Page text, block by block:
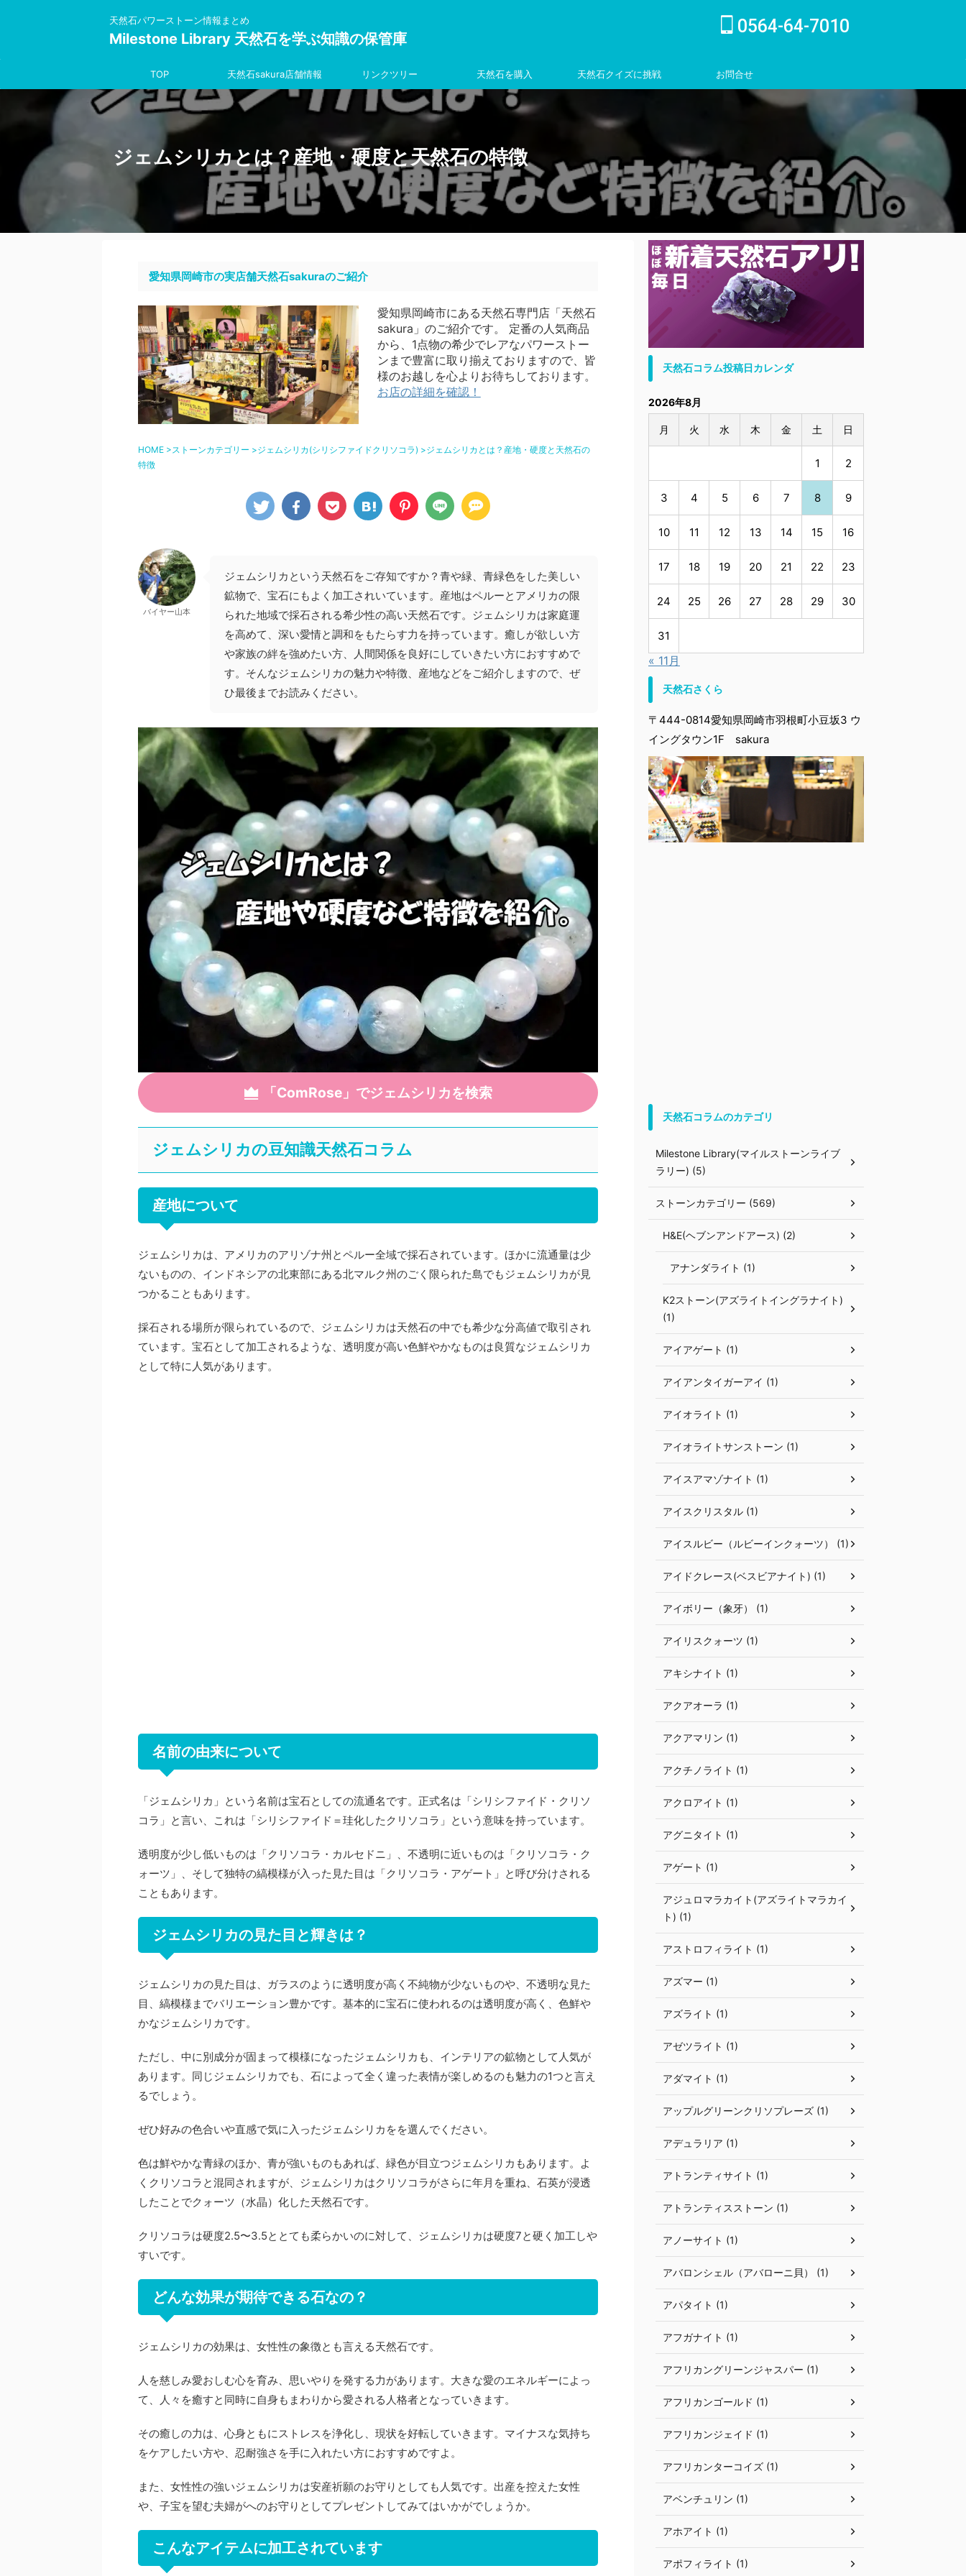
天然石パワーストーン情報まとめ
Milestone Library 天然石を学ぶ知識の保管庫
0564-64-7010
TOP 天然石sakura店舗情報 リンクツリー 天然石を購入 天然石クイズに挑戦 お問合せ
ジェムシリカとは？産地・硬度と天然石の特徴
愛知県岡崎市の実店舗天然石sakuraのご紹介
愛知県岡崎市にある天然石専門店「天然石
sakura」のご紹介です。 定番の人気商品
から、1点物の希少でレアなパワーストー
ンまで豊富に取り揃えておりますので、皆
様のお越しを心よりお待ちしております。
お店の詳細を確認！
HOME > ストーンカテゴリー >ジェムシリカ(シリシファイドクリソコラ) >ジェムシリカとは？産地・硬度と天然石の
特徴
バイヤー山本
ジェムシリカという天然石をご存知ですか？青や緑、青緑色をした美しい
鉱物で、宝石にもよく加工されいています。産地はペルーとアメリカの限
られた地域で採石される希少性の高い天然石です。ジェムシリカは家庭運
を高めて、深い愛情と調和をもたらす力を持っています。癒しが欲しい方
や家族の絆を強めたい方、人間関係を良好にしていきたい方におすすめで
す。そんなジェムシリカの魅力や特徴、産地などをご紹介しますので、ぜ
ひ最後までお読みください。
「ComRose」でジェムシリカを検索
ジェムシリカの豆知識天然石コラム
産地について
ジェムシリカは、アメリカのアリゾナ州とペルー全域で採石されています。ほかに流通量は少
ないものの、インドネシアの北東部にある北マルク州のごく限られた島でもジェムシリカが見
つかることもあります。
採石される場所が限られているので、ジェムシリカは天然石の中でも希少な分高値で取引され
ています。宝石として加工されるような、透明度が高い色鮮やかなものは良質なジェムシリカ
として特に人気があります。
名前の由来について
「ジェムシリカ」という名前は宝石としての流通名です。正式名は「シリシファイド・クリソ
コラ」と言い、これは「シリシファイド＝珪化したクリソコラ」という意味を持っています。
透明度が少し低いものは「クリソコラ・カルセドニ」、不透明に近いものは「クリソコラ・ク
ォーツ」、そして独特の縞模様が入った見た目は「クリソコラ・アゲート」と呼び分けされる
こともあります。
ジェムシリカの見た目と輝きは？
ジェムシリカの見た目は、ガラスのように透明度が高く不純物が少ないものや、不透明な見た
目、縞模様までバリエーション豊かです。基本的に宝石に使われるのは透明度が高く、色鮮や
かなジェムシリカです。
ただし、中に別成分が固まって模様になったジェムシリカも、インテリアの鉱物として人気が
あります。同じジェムシリカでも、石によって全く違った表情が楽しめるのも魅力の1つと言え
るでしょう。
ぜひ好みの色合いや直感で気に入ったジェムシリカをを選んでください。
色は鮮やかな青緑のほか、青が強いものもあれば、緑色が目立つジェムシリカもあります。よ
くクリソコラと混同されますが、ジェムシリカはクリソコラがさらに年月を重ね、石英が浸透
したことでクォーツ（水晶）化した天然石です。
クリソコラは硬度2.5〜3.5ととても柔らかいのに対して、ジェムシリカは硬度7と硬く加工しや
すいです。
どんな効果が期待できる石なの？
ジェムシリカの効果は、女性性の象徴とも言える天然石です。
人を慈しみ愛おしむ心を育み、思いやりを発する力があります。大きな愛のエネルギーによっ
て、人々を癒すと同時に自身もまわりから愛される人格者となっていきます。
その癒しの力は、心身ともにストレスを浄化し、現状を好転していきます。マイナスな気持ち
をケアしたい方や、忍耐強さを手に入れたい方におすすめですよ。
また、女性性の強いジェムシリカは安産祈願のお守りとしても人気です。出産を控えた女性
や、子宝を望む夫婦がへのお守りとしてプレゼントしてみてはいかがでしょうか。
こんなアイテムに加工されています
天然石コラム投稿日カレンダ
2026年8月
月 火 水 木 金 土 日
1 2
3 4 5 6 7 8 9
10 11 12 13 14 15 16
17 18 19 20 21 22 23
24 25 26 27 28 29 30
31
« 11月
天然石さくら
〒444-0814愛知県岡崎市羽根町小豆坂3 ウ
イングタウン1F sakura
天然石コラムのカテゴリ
Milestone Library(マイルストーンライブ
ラリー) (5)
ストーンカテゴリー (569)
H&E(ヘブンアンドアース) (2)
アナンダライト (1)
K2ストーン(アズライトイングラナイト)
(1)
アイアゲート (1)
アイアンタイガーアイ (1)
アイオライト (1)
アイオライトサンストーン (1)
アイスアマゾナイト (1)
アイスクリスタル (1)
アイスルビー（ルビーインクォーツ） (1)
アイドクレース(ベスビアナイト) (1)
アイボリー（象牙） (1)
アイリスクォーツ (1)
アキシナイト (1)
アクアオーラ (1)
アクアマリン (1)
アクチノライト (1)
アクロアイト (1)
アグニタイト (1)
アゲート (1)
アジュロマラカイト(アズライトマラカイ
ト) (1)
アストロフィライト (1)
アズマー (1)
アズライト (1)
アゼツライト (1)
アダマイト (1)
アップルグリーンクリソプレーズ (1)
アデュラリア (1)
アトランティサイト (1)
アトランティスストーン (1)
アノーサイト (1)
アバロンシェル（アバローニ貝） (1)
アパタイト (1)
アフガナイト (1)
アフリカングリーンジャスパー (1)
アフリカンゴールド (1)
アフリカンジェイド (1)
アフリカンターコイズ (1)
アベンチュリン (1)
アホアイト (1)
アポフィライト (1)